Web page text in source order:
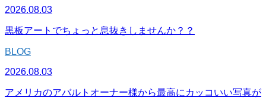
2026.08.03
黒板アートでちょっと息抜きしませんか？？
BLOG
2026.08.03
アメリカのアバルトオーナー様から最高にカッコいい写真が